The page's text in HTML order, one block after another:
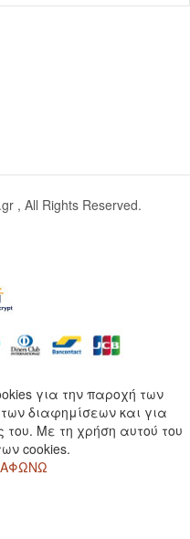
, All Rights Reserved.
για την παροχή των
διαφημίσεων και για
του. Με τη χρήση αυτού του
cookies.